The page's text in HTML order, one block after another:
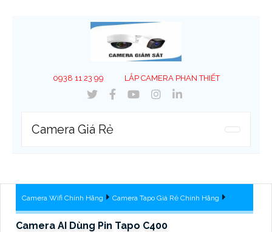
0938 11 23 99 LẮP CAMERA PHAN THIẾT
Camera Giá Rẻ
Camera Wifi Chính Hãng Camera Tapo Giá Rẻ Chính Hãng
Camera AI Dùng Pin Tapo C400